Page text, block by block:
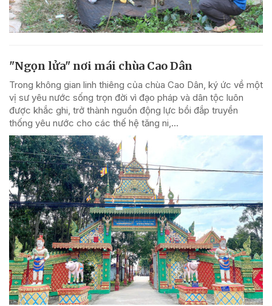
"Ngọn lửa" nơi mái chùa Cao Dân
Trong không gian linh thiêng của chùa Cao Dân, ký ức về một
vị sư yêu nước sống trọn đời vì đạo pháp và dân tộc luôn
được khắc ghi, trở thành nguồn động lực bồi đắp truyền
thống yêu nước cho các thế hệ tăng ni,...